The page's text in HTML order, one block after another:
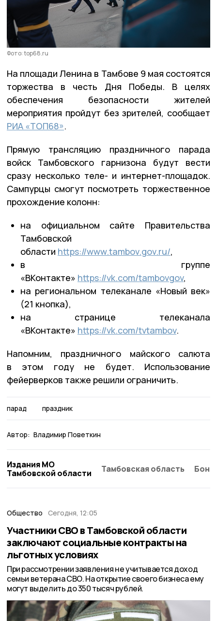
Фото: top68.ru
На площади Ленина в Тамбове 9 мая состоятся
торжества в честь Дня Победы. В целях
обеспечения безопасности жителей
мероприятия пройдут без зрителей, сообщает
РИА «ТОП68».
Прямую трансляцию праздничного парада
войск Тамбовского гарнизона будут вести
сразу несколько теле- и интернет-площадок.
Сампурцы смогут посмотреть торжественное
прохождение колонн:
на официальном сайте Правительства
Тамбовской
области https://www.tambov.gov.ru/,
в группе
«ВКонтакте» https://vk.com/tambovgov,
на региональном телеканале «Новый век»
(21 кнопка),
на странице телеканала
«ВКонтакте» https://vk.com/tvtambov.
Напомним, праздничного майского салюта
в этом году не будет. Использование
фейерверков также решили ограничить.
парад праздник
Автор: Владимир Поветкин
Издания МО
Тамбовской области
Тамбовская область
Общество Сегодня, 12:05
Участники СВО в Тамбовской области
заключают социальные контракты на
льготных условиях
При рассмотрении заявления не учитывается доход
семьи ветерана СВО. На открытие своего бизнеса ему
могут выделить до 350 тысяч рублей.